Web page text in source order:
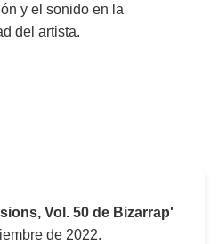
y el sonido en la
del artista.
Vol. 50 de Bizarrap'
de 2022.